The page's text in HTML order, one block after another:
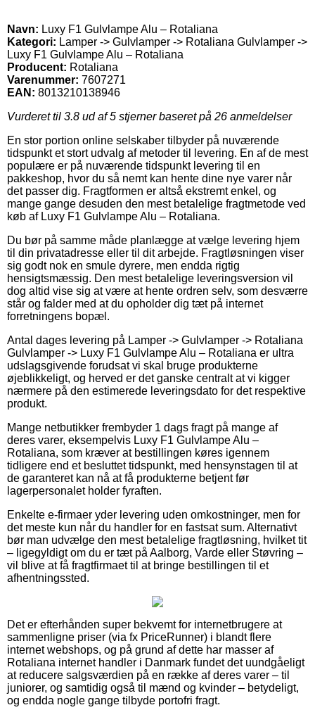
Navn: Luxy F1 Gulvlampe Alu – Rotaliana
Kategori: Lamper -> Gulvlamper -> Rotaliana Gulvlamper ->
Luxy F1 Gulvlampe Alu – Rotaliana
Producent: Rotaliana
Varenummer: 7607271
EAN: 8013210138946
Vurderet til 3.8 ud af 5 stjerner baseret på 26 anmeldelser
En stor portion online selskaber tilbyder på nuværende
tidspunkt et stort udvalg af metoder til levering. En af de mest
populære er på nuværende tidspunkt levering til en
pakkeshop, hvor du så nemt kan hente dine nye varer når
det passer dig. Fragtformen er altså ekstremt enkel, og
mange gange desuden den mest betalelige fragtmetode ved
køb af Luxy F1 Gulvlampe Alu – Rotaliana.
Du bør på samme måde planlægge at vælge levering hjem
til din privatadresse eller til dit arbejde. Fragtløsningen viser
sig godt nok en smule dyrere, men endda rigtig
hensigtsmæssig. Den mest betalelige leveringsversion vil
dog altid vise sig at være at hente ordren selv, som desværre
står og falder med at du opholder dig tæt på internet
forretningens bopæl.
Antal dages levering på Lamper -> Gulvlamper -> Rotaliana
Gulvlamper -> Luxy F1 Gulvlampe Alu – Rotaliana er ultra
udslagsgivende forudsat vi skal bruge produkterne
øjeblikkeligt, og herved er det ganske centralt at vi kigger
nærmere på den estimerede leveringsdato for det respektive
produkt.
Mange netbutikker frembyder 1 dags fragt på mange af
deres varer, eksempelvis Luxy F1 Gulvlampe Alu –
Rotaliana, som kræver at bestillingen køres igennem
tidligere end et besluttet tidspunkt, med hensynstagen til at
de garanteret kan nå at få produkterne betjent før
lagerpersonalet holder fyraften.
Enkelte e-firmaer yder levering uden omkostninger, men for
det meste kun når du handler for en fastsat sum. Alternativt
bør man udvælge den mest betalelige fragtløsning, hvilket tit
– ligegyldigt om du er tæt på Aalborg, Varde eller Støvring –
vil blive at få fragtfirmaet til at bringe bestillingen til et
afhentningssted.
Det er efterhånden super bekvemt for internetbrugere at
sammenligne priser (via fx PriceRunner) i blandt flere
internet webshops, og på grund af dette har masser af
Rotaliana internet handler i Danmark fundet det uundgåeligt
at reducere salgsværdien på en række af deres varer – til
juniorer, og samtidig også til mænd og kvinder – betydeligt,
og endda nogle gange tilbyde portofri fragt.